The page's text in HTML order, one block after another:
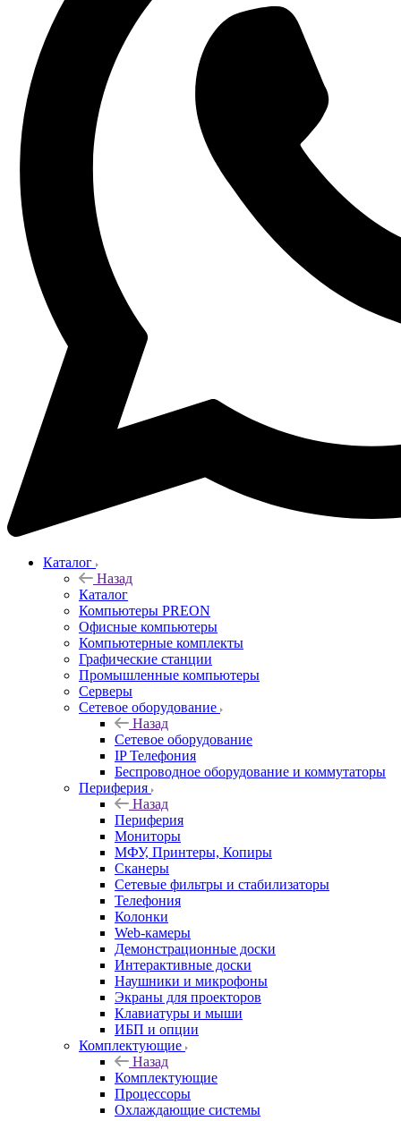
Каталог
Назад
Каталог
Компьютеры PREON
Офисные компьютеры
Компьютерные комплекты
Графические станции
Промышленные компьютеры
Серверы
Сетевое оборудование
Назад
Сетевое оборудование
IP Телефония
Беспроводное оборудование и коммутаторы
Периферия
Назад
Периферия
Мониторы
МФУ, Принтеры, Копиры
Сканеры
Сетевые фильтры и стабилизаторы
Телефония
Колонки
Web-камеры
Демонстрационные доски
Интерактивные доски
Наушники и микрофоны
Экраны для проекторов
Клавиатуры и мыши
ИБП и опции
Комплектующие
Назад
Комплектующие
Процессоры
Охлаждающие системы